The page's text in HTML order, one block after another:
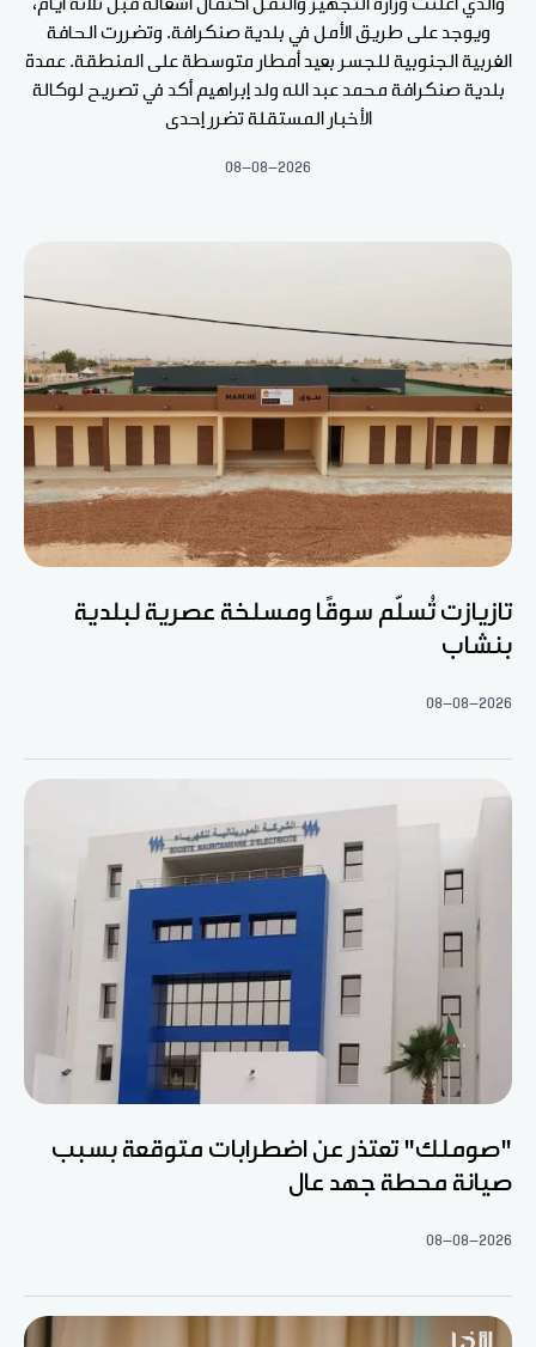
تازيازت تُسلّم سوقًا ومسلخة عصرية لبلدية
بنشاب
08-08-2026
"صوملك" تعتذر عن اضطرابات متوقعة بسبب
صيانة محطة جهد عال
08-08-2026
والذي أعلنت وزارة التجهيز والنقل اكتمال أشغاله قبل ثلاثة أيام،
ويوجد على طريق الأمل في بلدية صنكرافة. وتضررت الحافة
الغربية الجنوبية للجسر بعيد أمطار متوسطة على المنطقة. عمدة
بلدية صنكرافة محمد عبد الله ولد إبراهيم أكد في تصريح لوكالة
الأخبار المستقلة تضرر إحدى
08-08-2026